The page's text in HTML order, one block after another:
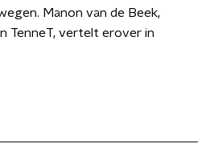
Manon van de Beek,
TenneT, vertelt erover in